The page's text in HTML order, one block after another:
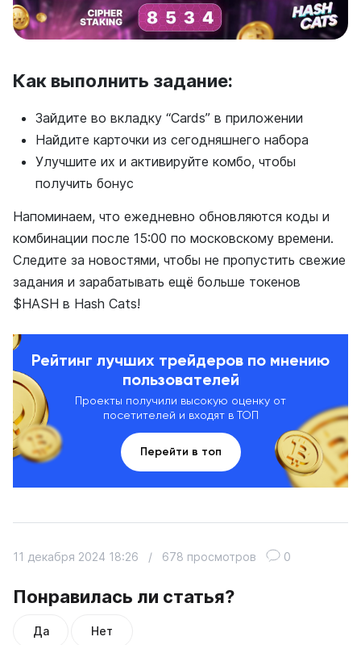
Как выполнить задание:
Зайдите во вкладку “Cards” в приложении
Найдите карточки из сегодняшнего набора
Улучшите их и активируйте комбо, чтобы
получить бонус
Напоминаем, что ежедневно обновляются коды и
комбинации после 15:00 по московскому времени.
Следите за новостями, чтобы не пропустить свежие
задания и зарабатывать ещё больше токенов
$HASH в Hash Cats!
Рейтинг лучших трейдеров по мнению
пользователей
Проекты получили высокую оценку от
посетителей и входят в ТОП
Перейти в топ
Понравилась ли статья?
Да Нет
11 декабря 2024 18:26 / 678 просмотров 0